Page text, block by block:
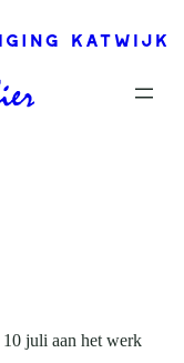
juli aan het werk